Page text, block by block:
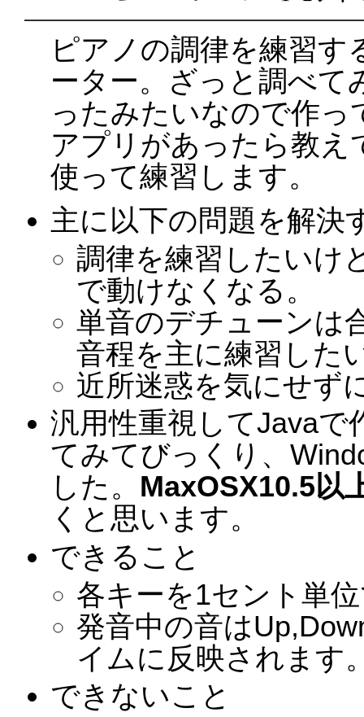
ピアノの調律を練習
ーター。ざっと調べて
ったみたいなので作
アプリがあったら教え
使って練習します。
主に以下の問題を解決
調律を練習したいけ
で動けなくなる。
単音のデチューンは
音程を主に練習した
近所迷惑を気にせず
汎用性重視してJava
てみてびっくり、
した。 MaxOSX10.5以
くと思います。
できること
各キーを1セント単
発音中の音は
イムに反映されます
できないこと